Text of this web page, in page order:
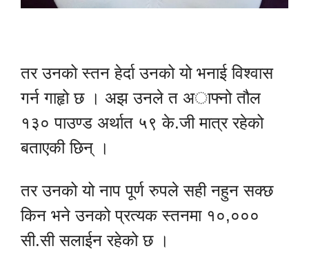
तर उनको स्तन हेर्दा उनको यो भनाई विश्वास
गर्न गाहृो छ । अझ उनले त अाफ्नो तौल
१३० पाउण्ड अर्थात ५९ के.जी मात्र रहेको
बताएकी छिन् ।
तर उनको यो नाप पूर्ण रुपले सही नहुन सक्छ
किन भने उनको प्रत्यक स्तनमा १०,०००
सी.सी सलाईन रहेको छ ।